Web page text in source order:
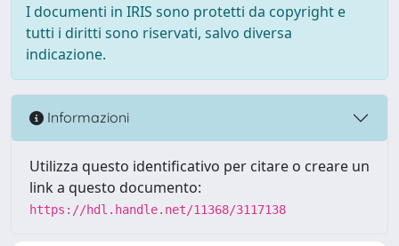
I documenti in IRIS sono protetti da copyright e
tutti i diritti sono riservati, salvo diversa
indicazione.
Informazioni
Utilizza questo identificativo per citare o creare un
link a questo documento:
https://hdl.handle.net/11368/3117138